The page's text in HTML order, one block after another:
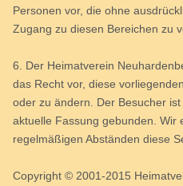
Personen vor, die ohne
Zugang zu diesen Bereichen zu
6. Der Heimatverein
das Recht vor, diese
oder zu ändern. Der Besucher
aktuelle Fassung gebunden. Wir
regelmäßigen Abständen diese
Copyright © 2001-2015